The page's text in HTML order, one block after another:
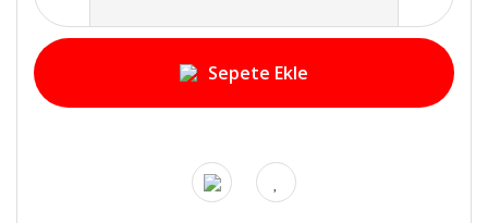
Sepete Ekle